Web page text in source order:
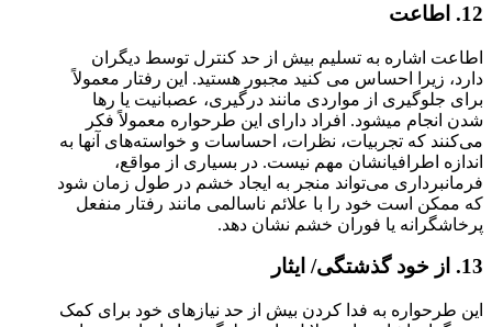
12. اطاعت
اطاعت اشاره به تسلیم بیش از حد کنترل توسط دیگران
دارد، زیرا احساس می کنید مجبور هستید. این رفتار معمولاً
برای جلوگیری از مواردی مانند درگیری، عصبانیت یا رها
شدن انجام می‎شود. افراد دارای این طرحواره معمولاً فکر
می‌کنند که تجربیات، نظرات، احساسات و خواسته‌های آنها به
اندازه اطرافیانشان مهم نیست. در بسیاری از مواقع،
فرمانبرداری می‌تواند منجر به ایجاد خشم در طول زمان شود
که ممکن است خود را با علائم ناسالمی مانند رفتار منفعل
پرخاشگرانه یا فوران خشم نشان دهد.
13. از خود گذشتگی/ ایثار
این طرحواره به فدا کردن بیش از حد نیازهای خود برای کمک